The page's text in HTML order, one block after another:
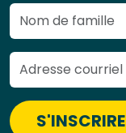
S'INSCRIRE